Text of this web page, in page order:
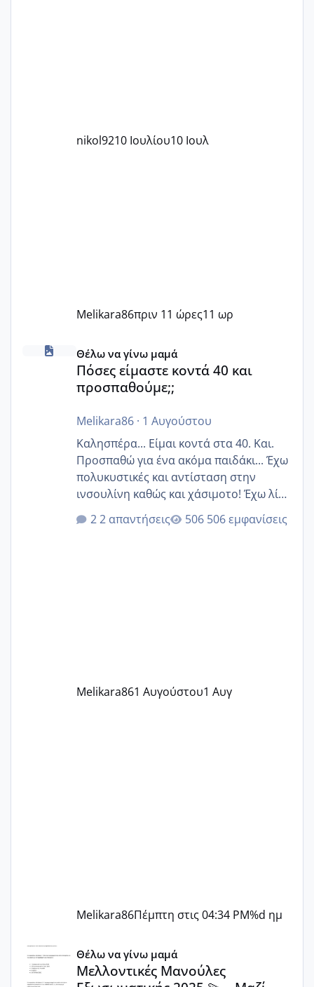
nikol9210 Ιουλίου10 Ιουλ
Melikara86πριν 11 ώρες11 ωρ
Πόσες είμαστε κοντά 40 και προσπαθούμε;;
Θέλω να γίνω μαμά
Πόσες είμαστε κοντά 40 και
προσπαθούμε;;
Melikara86· 1 Αυγούστου
Καλησπέρα... Είμαι κοντά στα 40. Και.
Προσπαθώ για ένα ακόμα παιδάκι... Έχω
πολυκυστικές και αντίσταση στην
ινσουλίνη καθώς και χάσιμοτο! Έχω λίγα
κιλά παραπάνω και όσο κ αν προσπαθώ
δεν χάνω εύκολα! Προσπαθώ για ακόμη
2 απαντήσεις 506 εμφανίσεις
Melikara861 Αυγούστου1 Αυγ
Melikara86Πέμπτη στις 04:34 PM%d ημ
Μελλοντικές Μανούλες Εξωσωματικής 2025 💫 – Μαζί
Θέλω να γίνω μαμά
Μελλοντικές Μανούλες